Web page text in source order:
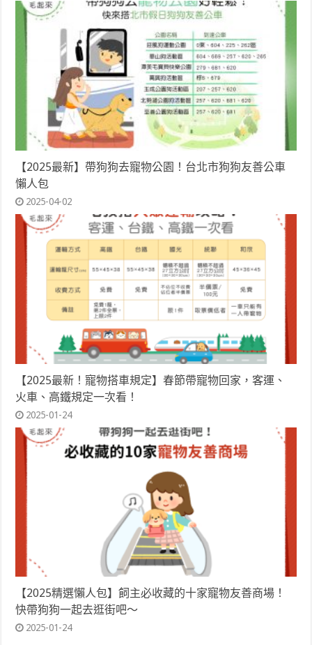
【2025最新】帶狗狗去寵物公園！台北市狗狗友善公車
懶人包
2025-04-02
【2025最新！寵物搭車規定】春節帶寵物回家，客運、
火車、高鐵規定一次看！
2025-01-24
【2025精選懶人包】飼主必收藏的十家寵物友善商場！
快帶狗狗一起去逛街吧～
2025-01-24